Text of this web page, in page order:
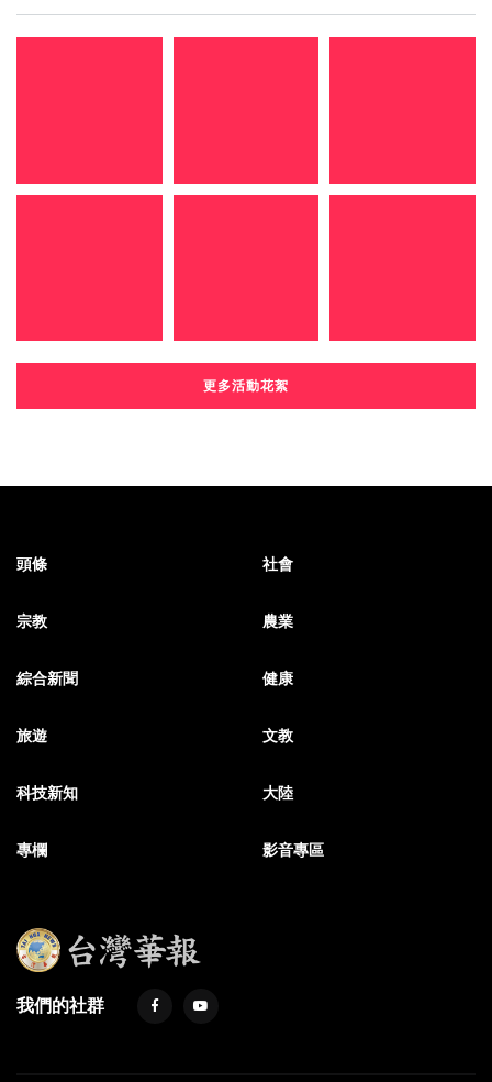
更多活動花絮
頭條 社會
宗教 農業
綜合新聞 健康
旅遊 文教
科技新知 大陸
專欄 影音專區
我們的社群